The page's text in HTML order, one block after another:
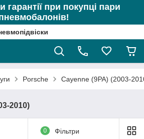
гарантії при покупці пари
Porsche Cayenne (9PA) (2003-
2010)
0 Фільтри